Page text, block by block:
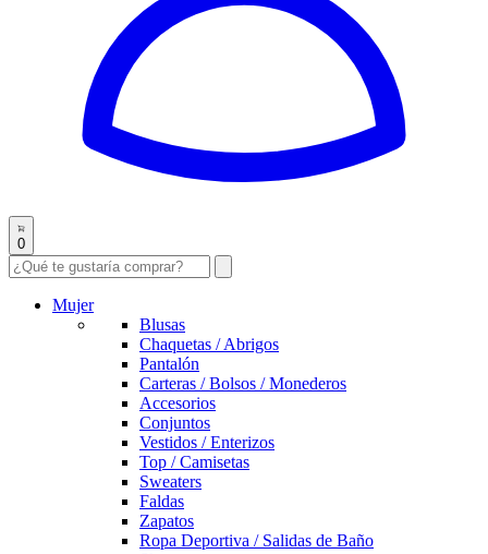
0
Mujer
Blusas
Chaquetas / Abrigos
Pantalón
Carteras / Bolsos / Monederos
Accesorios
Conjuntos
Vestidos / Enterizos
Top / Camisetas
Sweaters
Faldas
Zapatos
Ropa Deportiva / Salidas de Baño